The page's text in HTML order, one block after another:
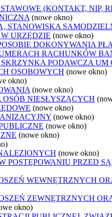
(KONTAKT, NIP,
(nowe okno)
STANOWISKA
URZĘDZIE (nowe okno)
DOKONYWANIA
RACHUNKÓW
PODAWCZA UM
OSOBOWYCH (nowe okno)
okno)
(nowe okno)
NIESŁYSZĄCYCH
(nowe okno)
(nowe okno)
(nowe okno)
(nowe okno)
(nowe okno)
POSTĘPOWANIU PRZED
WEWNĘTRZNYCH
ZEWNĘTRZNYCH
okno)